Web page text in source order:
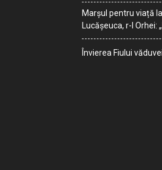
Marșul pentru viață
Lucășeuca, r-l Orhei:
Învierea Fiului